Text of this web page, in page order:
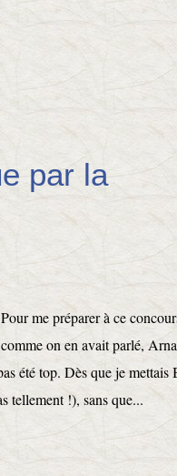
par la
Pour me préparer à ce
comme on en avait parlé,
été top. Dès que je mettais
tellement !), sans que...